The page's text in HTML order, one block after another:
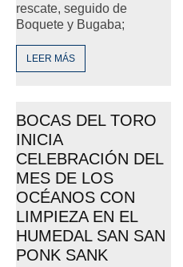
rescate, seguido de
Boquete y Bugaba;
LEER MÁS
BOCAS DEL TORO
INICIA
CELEBRACIÓN DEL
MES DE LOS
OCÉANOS CON
LIMPIEZA EN EL
HUMEDAL SAN SAN
PONK SANK